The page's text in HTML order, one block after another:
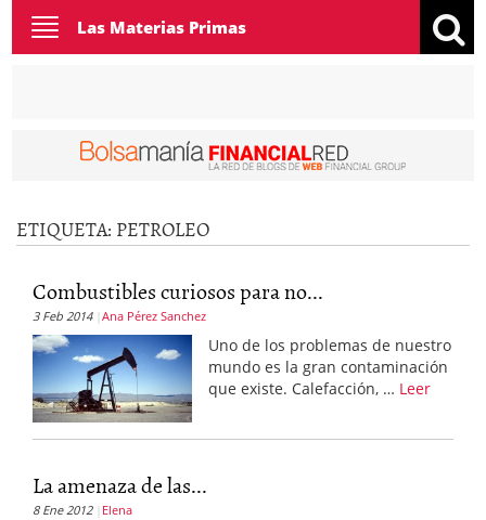
Toggle
navigation
Las Materias Primas
ETIQUETA: PETROLEO
Combustibles curiosos para no...
3 Feb 2014 Ana Pérez Sanchez
Uno de los problemas de nuestro
mundo es la gran contaminación
que existe. Calefacción, … Leer
La amenaza de las...
8 Ene 2012 Elena